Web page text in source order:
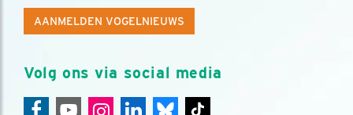
AANMELDEN VOGELNIEUWS
Volg ons via social media